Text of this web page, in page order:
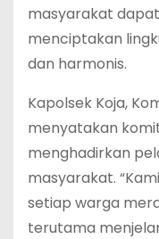
masyarakat
menciptakan
dan harmonis.
Kapolsek Koja,
menyatakan
menghadirkan
masyarakat.
setiap warga
terutama